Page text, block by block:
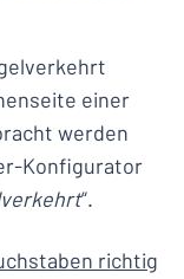
einer
werden
Konfigurator
“.
richtig